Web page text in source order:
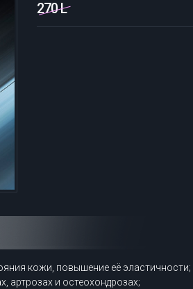
270 L
кожи, повышение её эластичности;
артрозах и остеохондрозах;